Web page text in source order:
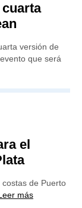
versión de
que será
el
de Puerto
más